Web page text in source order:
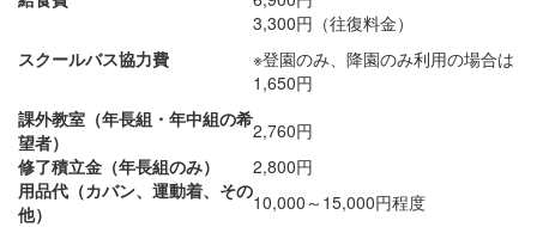
スクールバス協力費
3,300円（往復料金）
※登園のみ、降園のみ利用の場合は
1,650円
課外教室（年長組・年中組の希
望者）
2,760円
修了積立金（年長組のみ）
2,800円
用品代（カバン、運動着、その
他）
10,000～15,000円程度